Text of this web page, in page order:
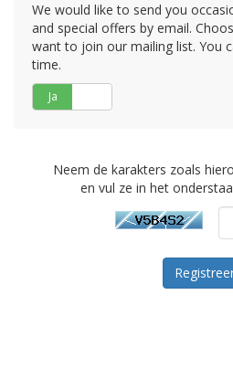
We would like to send you
and special offers by email.
want to join our mailing list. You
time.
Ja
Neem de karakters zoals
en vul ze in het